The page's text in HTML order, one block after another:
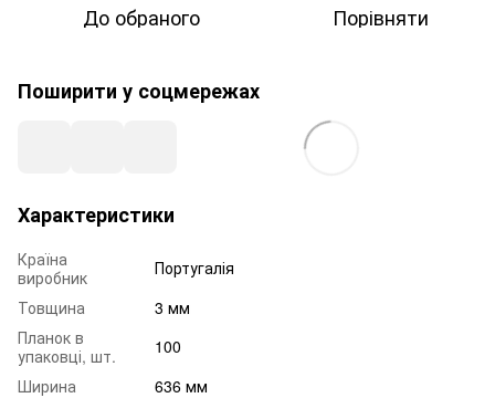
До обраного Порівняти
Поширити у соцмережах
Характеристики
Країна
виробник
Португалія
Товщина
3 мм
Планок в
упаковці, шт.
100
Ширина
636 мм